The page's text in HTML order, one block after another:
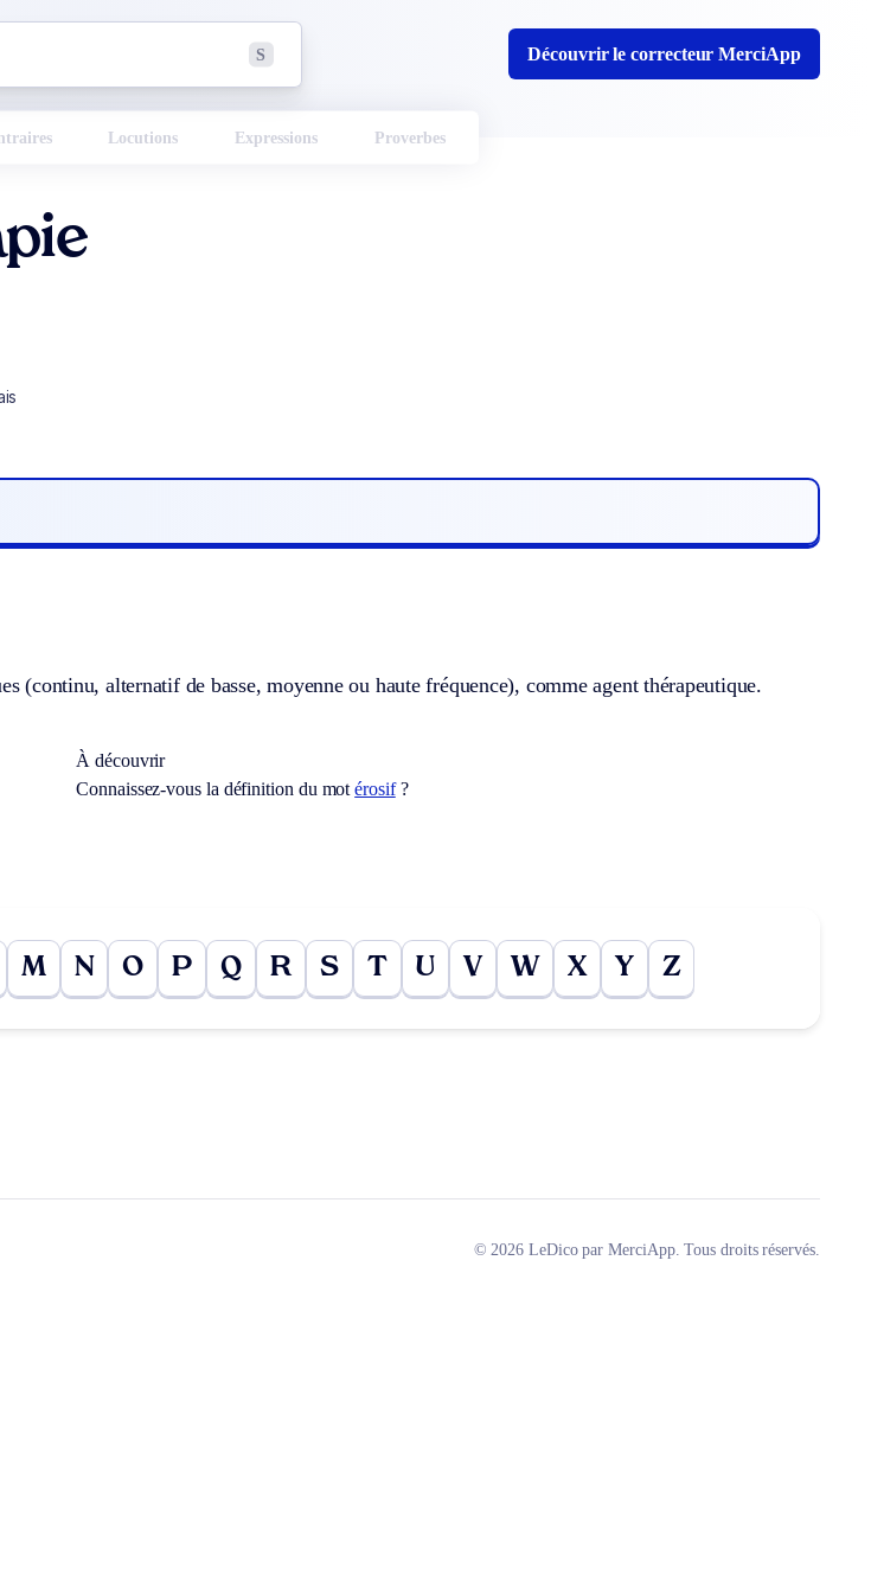
S Découvrir le correcteur MerciApp
Locutions Expressions Proverbes
(continu, alternatif de basse, moyenne ou haute fréquence), comme agent thérapeutique.
À découvrir
Connaissez-vous la définition du motérosif?
M N O P Q R S T U V W X Y Z
© 2026 LeDico par MerciApp. Tous droits réservés.